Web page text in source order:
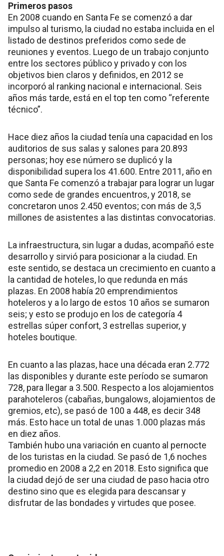
Primeros pasos
En 2008 cuando en Santa Fe se comenzó a dar
impulso al turismo, la ciudad no estaba incluida en el
listado de destinos preferidos como sede de
reuniones y eventos. Luego de un trabajo conjunto
entre los sectores público y privado y con los
objetivos bien claros y definidos, en 2012 se
incorporó al ranking nacional e internacional. Seis
años más tarde, está en el top ten como “referente
técnico”.
Hace diez años la ciudad tenía una capacidad en los
auditorios de sus salas y salones para 20.893
personas; hoy ese número se duplicó y la
disponibilidad supera los 41.600. Entre 2011, año en
que Santa Fe comenzó a trabajar para lograr un lugar
como sede de grandes encuentros, y 2018, se
concretaron unos 2.450 eventos; con más de 3,5
millones de asistentes a las distintas convocatorias.
La infraestructura, sin lugar a dudas, acompañó este
desarrollo y sirvió para posicionar a la ciudad. En
este sentido, se destaca un crecimiento en cuanto a
la cantidad de hoteles, lo que redunda en más
plazas. En 2008 había 20 emprendimientos
hoteleros y a lo largo de estos 10 años se sumaron
seis; y esto se produjo en los de categoría 4
estrellas súper confort, 3 estrellas superior, y
hoteles boutique.
En cuanto a las plazas, hace una década eran 2.772
las disponibles y durante este período se sumaron
728, para llegar a 3.500. Respecto a los alojamientos
parahoteleros (cabañas, bungalows, alojamientos de
gremios, etc), se pasó de 100 a 448, es decir 348
más. Esto hace un total de unas 1.000 plazas más
en diez años.
También hubo una variación en cuanto al pernocte
de los turistas en la ciudad. Se pasó de 1,6 noches
promedio en 2008 a 2,2 en 2018. Esto significa que
la ciudad dejó de ser una ciudad de paso hacia otro
destino sino que es elegida para descansar y
disfrutar de las bondades y virtudes que posee.